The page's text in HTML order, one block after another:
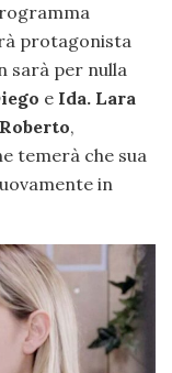
protagonista
sarà per nulla
e Ida. Lara
Roberto,
temerà che sua
in